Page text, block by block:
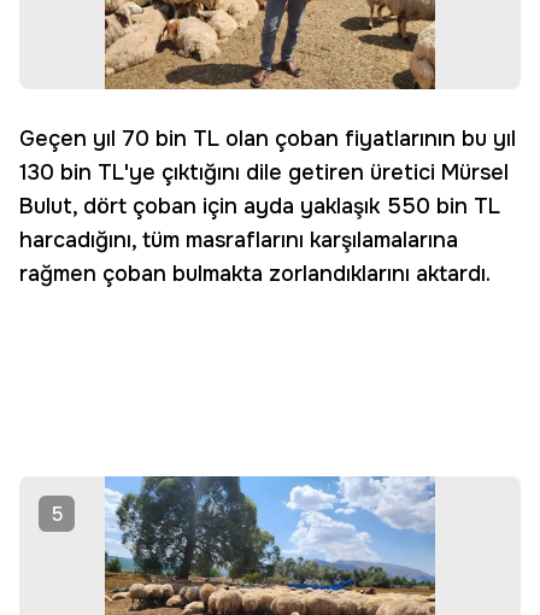
Geçen yıl 70 bin TL olan çoban fiyatlarının bu yıl
130 bin TL'ye çıktığını dile getiren üretici Mürsel
Bulut, dört çoban için ayda yaklaşık 550 bin TL
harcadığını, tüm masraflarını karşılamalarına
rağmen çoban bulmakta zorlandıklarını aktardı.
5